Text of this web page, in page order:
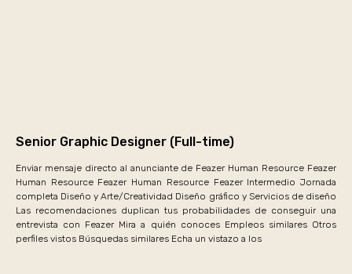
Senior Graphic Designer (Full-time)
Enviar mensaje directo al anunciante de Feazer Human Resource Feazer
Human Resource Feazer Human Resource Feazer Intermedio Jornada
completa Diseño y Arte/Creatividad Diseño gráfico y Servicios de diseño
Las recomendaciones duplican tus probabilidades de conseguir una
entrevista con Feazer Mira a quién conoces Empleos similares Otros
perfiles vistos Búsquedas similares Echa un vistazo a los